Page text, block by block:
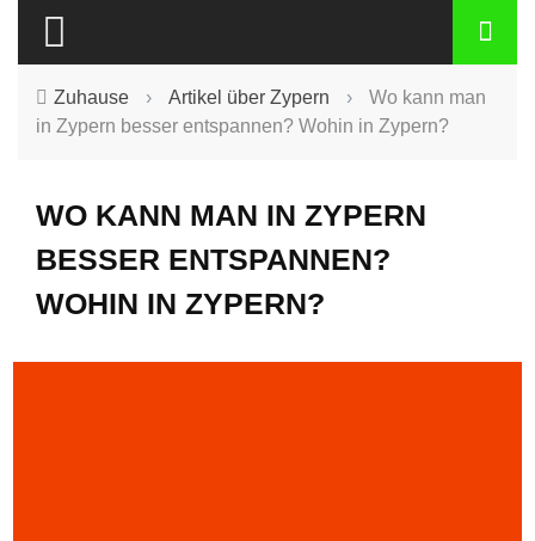
Zuhause › Artikel über Zypern ›
Wo kann man
in Zypern besser entspannen? Wohin in Zypern?
WO KANN MAN IN ZYPERN
BESSER ENTSPANNEN?
WOHIN IN ZYPERN?